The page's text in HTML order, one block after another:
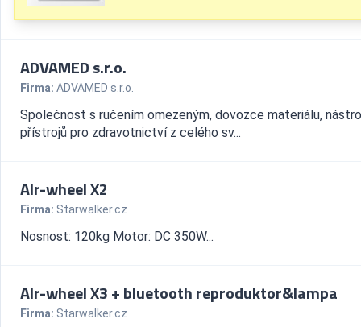
ADVAMED s.r.o.
Firma: ADVAMED s.r.o.
Společnost s ručením omezeným, dovozce materiálu,
přístrojů pro zdravotnictví z celého sv...
AIr-wheel X2
Firma: Starwalker.cz
Nosnost: 120kg Motor: DC 350W...
AIr-wheel X3 + bluetooth reproduktor&lampa
Firma: Starwalker.cz